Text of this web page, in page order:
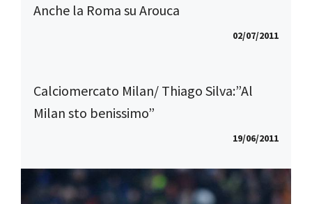
Anche la Roma su Arouca
02/07/2011
Calciomercato Milan/ Thiago Silva:”Al
Milan sto benissimo”
19/06/2011